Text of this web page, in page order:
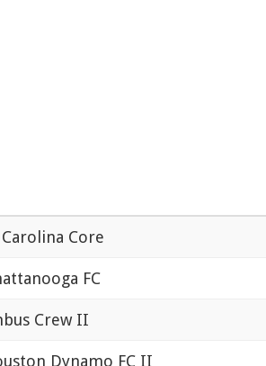
Core
FC
Crew II
Dynamo FC II